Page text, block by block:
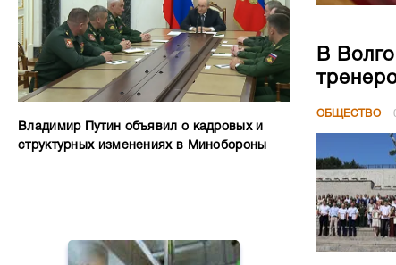
Владимир Путин объявил о кадровых и
структурных изменениях в Минобороны
В
ОБЩЕСТВО